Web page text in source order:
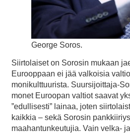
George Soros.
Siirtolaiset on Sorosin mukaan
Eurooppaan ei jää valkoisia
monikulttuurista. Suursijoittaja-
monet Euroopan valtiot saavat
”edullisesti” lainaa, joten
kaikkia – sekä Sorosin
maahantunkeutujia. Vain velka-